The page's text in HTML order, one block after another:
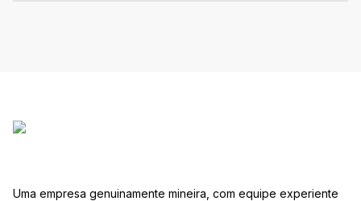
Uma empresa genuinamente mineira, com equipe experiente